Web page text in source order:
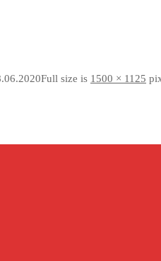
Full size is 1500 × 1125